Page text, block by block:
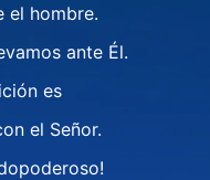
el hombre.
ante Él.
es
el Señor.